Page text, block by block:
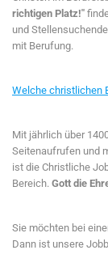
richtigen Platz!"
und
mit Berufung.
Welche christlichen
Mit jährlich über
Seitenaufrufen und
ist die Christliche
Bereich. Gott die
Sie möchten bei
Dann ist unsere